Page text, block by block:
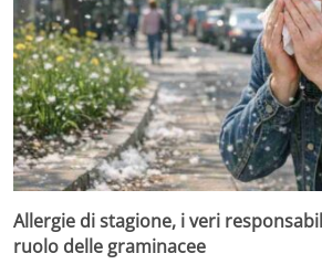
Allergie di stagione, i veri
ruolo delle graminacee